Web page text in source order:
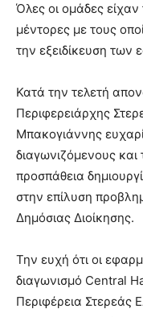
Όλες οι ομάδες
μέντορες με τους
την εξειδίκευση των
Κατά την τελετή
Περιφερειάρχης
Μπακογιάννης
διαγωνιζόμενους
προσπάθεια
στην επίλυση
Δημόσιας Διοίκησης.
Την ευχή ότι οι
διαγωνισμό Central
Περιφέρεια Στερεάς